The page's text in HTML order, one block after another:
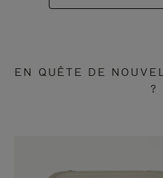
EN QUÊTE DE
?